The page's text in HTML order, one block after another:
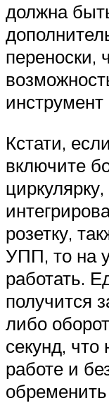
должна
переноски,
Кстати,
включите
розетку,
УПП, то на
работать.
получится
либо
секунд,
работе и